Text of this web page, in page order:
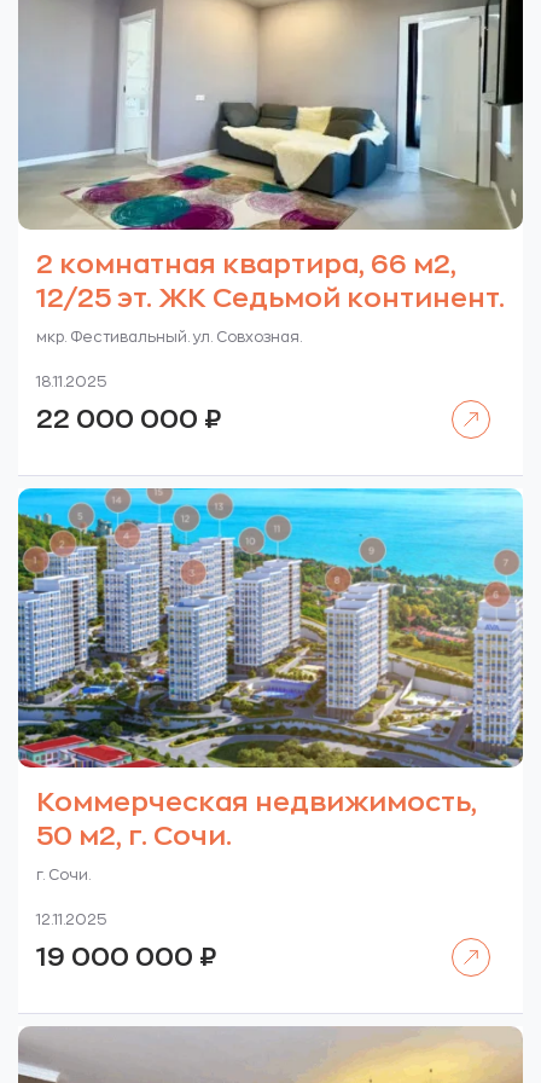
2 комнатная квартира, 66 м2,
12/25 эт. ЖК Седьмой континент.
мкр. Фестивальный. ул. Совхозная.
18.11.2025
22 000 000 ₽
Коммерческая недвижимость,
50 м2, г. Сочи.
г. Сочи.
12.11.2025
19 000 000 ₽